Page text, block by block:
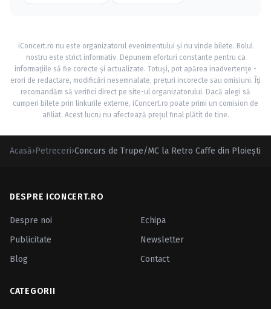
iConcert.ro nu este organizatorul evenimentului și nu vinde bilete. Rolul
nostru este strict informativ. Depunem eforturi constante pentru ca
informațiile să fie corecte și actualizate. Totuși, pot apărea inadvertențe -
erori de redactare, modificări nesemnalate, prețuri incorecte sau omisiuni. Îți
recomandăm să verifici direct pe site-ul organizatorului. Dacă alegi să
cumperi bilete prin linkurile externe, iConcert.ro poate primi un comision de
afiliat. Acest lucru nu afectează prețul final plătit de tine.
Acasă›Petreceri›Concurs de Trupe/MC la Retro Caffe din Ploieşti
DESPRE ICONCERT.RO
Despre noi
Echipa
Publicitate
Newsletter
Blog
Contact
CATEGORII